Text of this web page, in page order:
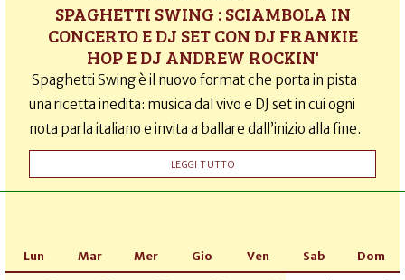
SPAGHETTI SWING : SCIAMBOLA IN
CONCERTO E DJ SET CON DJ FRANKIE
HOP E DJ ANDREW ROCKIN'
Spaghetti Swing è il nuovo format che porta in pista
una ricetta inedita: musica dal vivo e DJ set in cui ogni
nota parla italiano e invita a ballare dall’inizio alla fine.
LEGGI TUTTO
Lun Mar Mer Gio Ven Sab Dom